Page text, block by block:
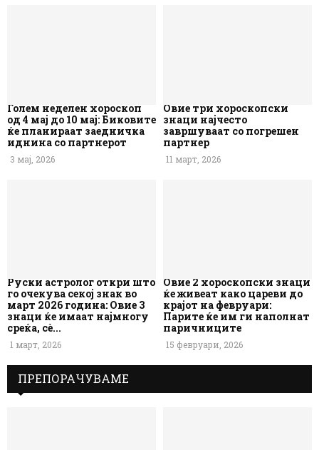
Голем неделен хороскоп
од 4 мај до 10 мај: Биковите
ќе планираат заедничка
иднина со партнерот
3 мај, 2026
Овие три хороскопски
знаци најчесто
завршуваат со погрешен
партнер
11 март, 2026
Руски астролог откри што
го очекува секој знак во
март 2026 година: Овие 3
знаци ќе имаат најмногу
среќа, сè...
1 март, 2026
Овие 2 хороскопски знаци
ќе живеат како цареви до
крајот на февруари:
Парите ќе им ги наполнат
паричниците
15 февруари, 2026
ПРЕПОРАЧУВАМЕ